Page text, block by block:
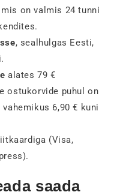
mis on valmis 24 tunni
, sealhulgas Eesti,
alates 79 €
ostukorvide puhul on
6,90 € kuni
(Visa,
saada